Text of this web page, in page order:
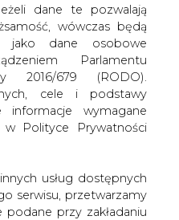
dane te pozwalają
wówczas będą
jako dane osobowe
Parlamentu
2016/679 (RODO).
cele i podstawy
informacje wymagane
Polityce Prywatności
usług dostępnych
serwisu, przetwarzamy
przy zakładaniu